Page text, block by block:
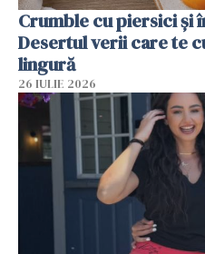
Crumble cu piersici și
Desertul verii care te
lingură
26 IULIE 2026